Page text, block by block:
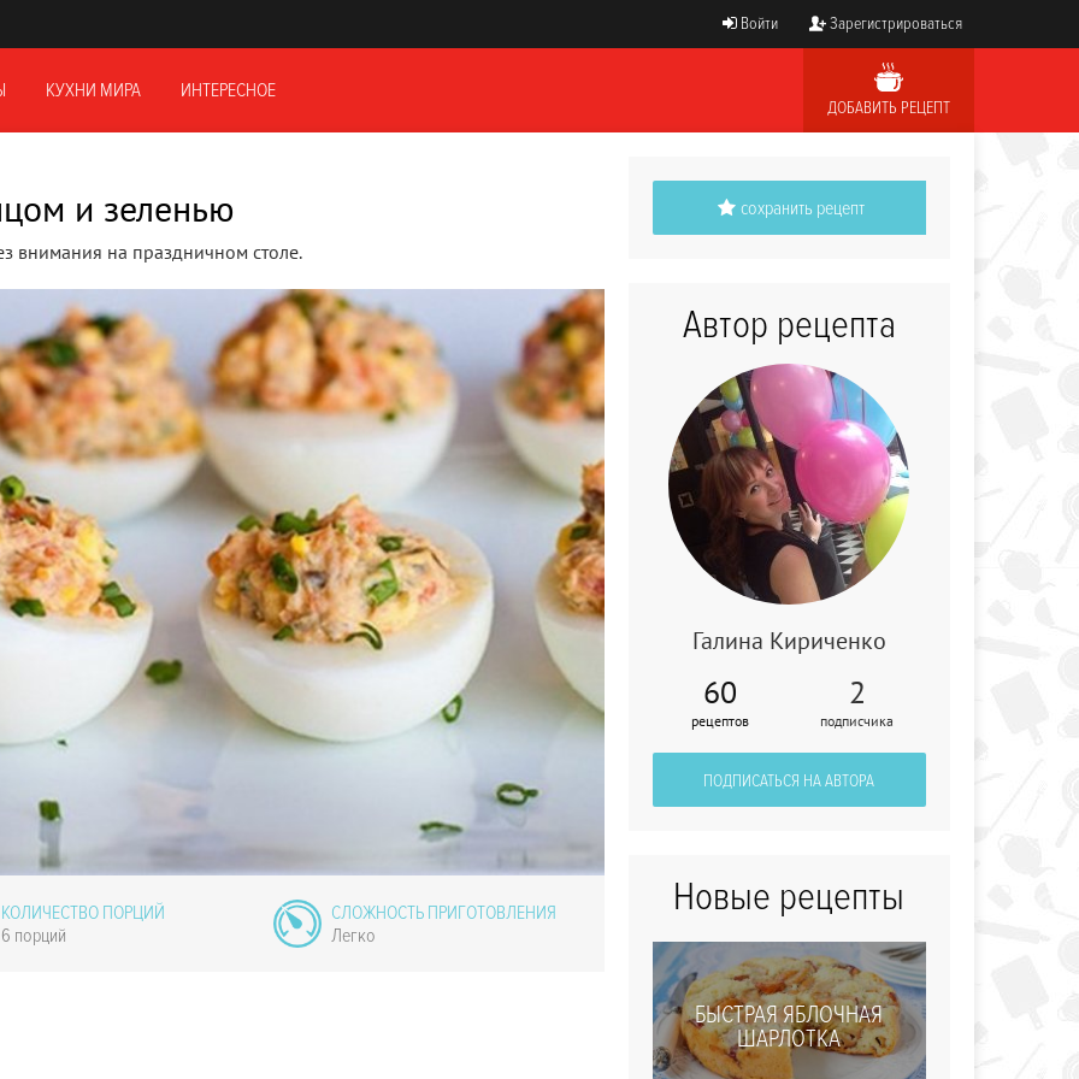
Войти Зарегистрироваться
КУХНИ МИРА ИНТЕРЕСНОЕ
ДОБАВИТЬ РЕЦЕПТ
и зеленью
внимания на праздничном столе.
Тыква, запеченная
с медом
КОЛИЧЕСТВО ПОРЦИЙ
6 порций
СЛОЖНОСТЬ ПРИГОТОВЛЕНИЯ
Легко
сохранить рецепт
Автор рецепта
Галина Кириченко
60
рецептов
2
подписчика
ПОДПИСАТЬСЯ НА АВТОРА
Новые рецепты
БЫСТРАЯ ЯБЛОЧНАЯ
ШАРЛОТКА